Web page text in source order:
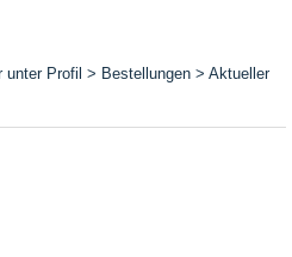
Profil > Bestellungen > Aktueller